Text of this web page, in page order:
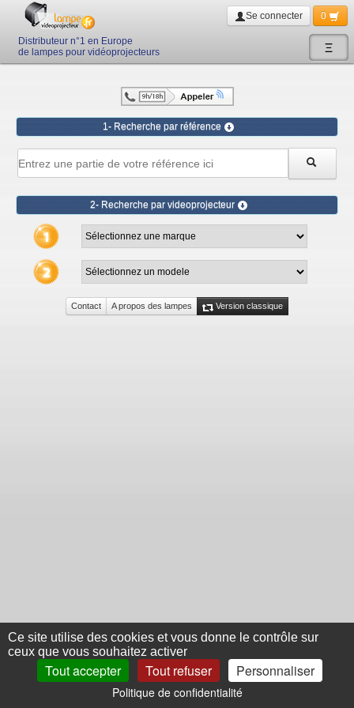
Ξ
Distributeur n°1 en Europe
de lampes pour vidéoprojecteurs
Se connecter 0
1- Recherche par référence
2- Recherche par videoprojecteur
Contact A propos des lampes Version classique
Ce site utilise des cookies et vous donne le contrôle sur
ceux que vous souhaitez activer
Tout accepter Tout refuser Personnaliser
Politique de confidentialité